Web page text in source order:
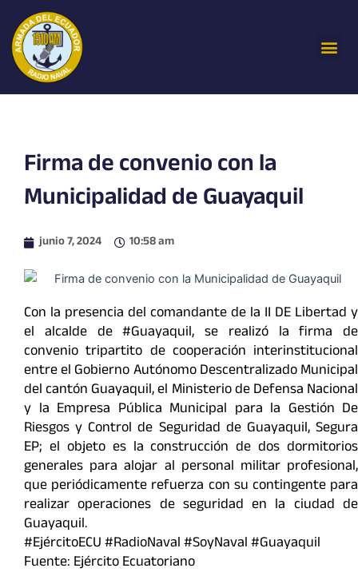
contenido
Firma de convenio con la
Municipalidad de Guayaquil
junio 7, 2024 10:58 am
Con la presencia del comandante de la II DE Libertad y
el alcalde de #Guayaquil, se realizó la firma de
convenio tripartito de cooperación interinstitucional
entre el Gobierno Autónomo Descentralizado Municipal
del cantón Guayaquil, el Ministerio de Defensa Nacional
y la Empresa Pública Municipal para la Gestión De
Riesgos y Control de Seguridad de Guayaquil, Segura
EP; el objeto es la construcción de dos dormitorios
generales para alojar al personal militar profesional,
que periódicamente refuerza con su contingente para
realizar operaciones de seguridad en la ciudad de
Guayaquil.
#EjércitoECU #RadioNaval #SoyNaval #Guayaquil
Fuente: Ejército Ecuatoriano